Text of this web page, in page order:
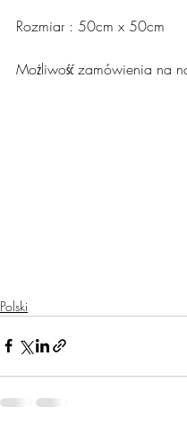
Rozmiar : 50cm x 50cm
Możliwość zamówienia na
Polski